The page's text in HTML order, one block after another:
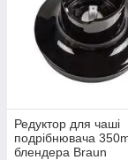
Редуктор для чаші
подрібнювача
блендера Braun